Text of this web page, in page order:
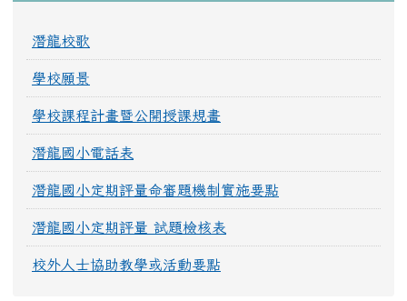
潛龍校歌
學校願景
學校課程計畫暨公開授課規畫
潛龍國小電話表
潛龍國小定期評量命審題機制實施要點
潛龍國小定期評量 試題檢核表
校外人士協助教學或活動要點